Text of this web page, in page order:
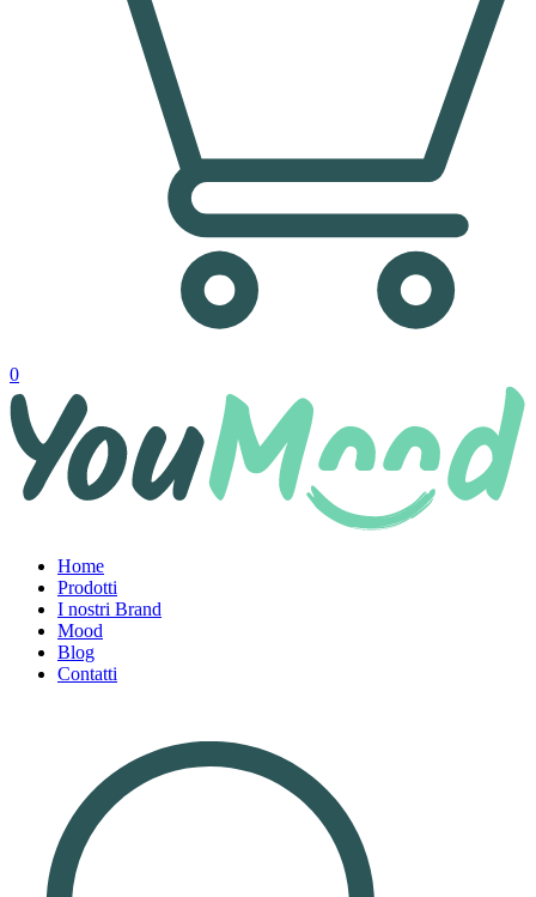
0
Home
Prodotti
I nostri Brand
Mood
Blog
Contatti